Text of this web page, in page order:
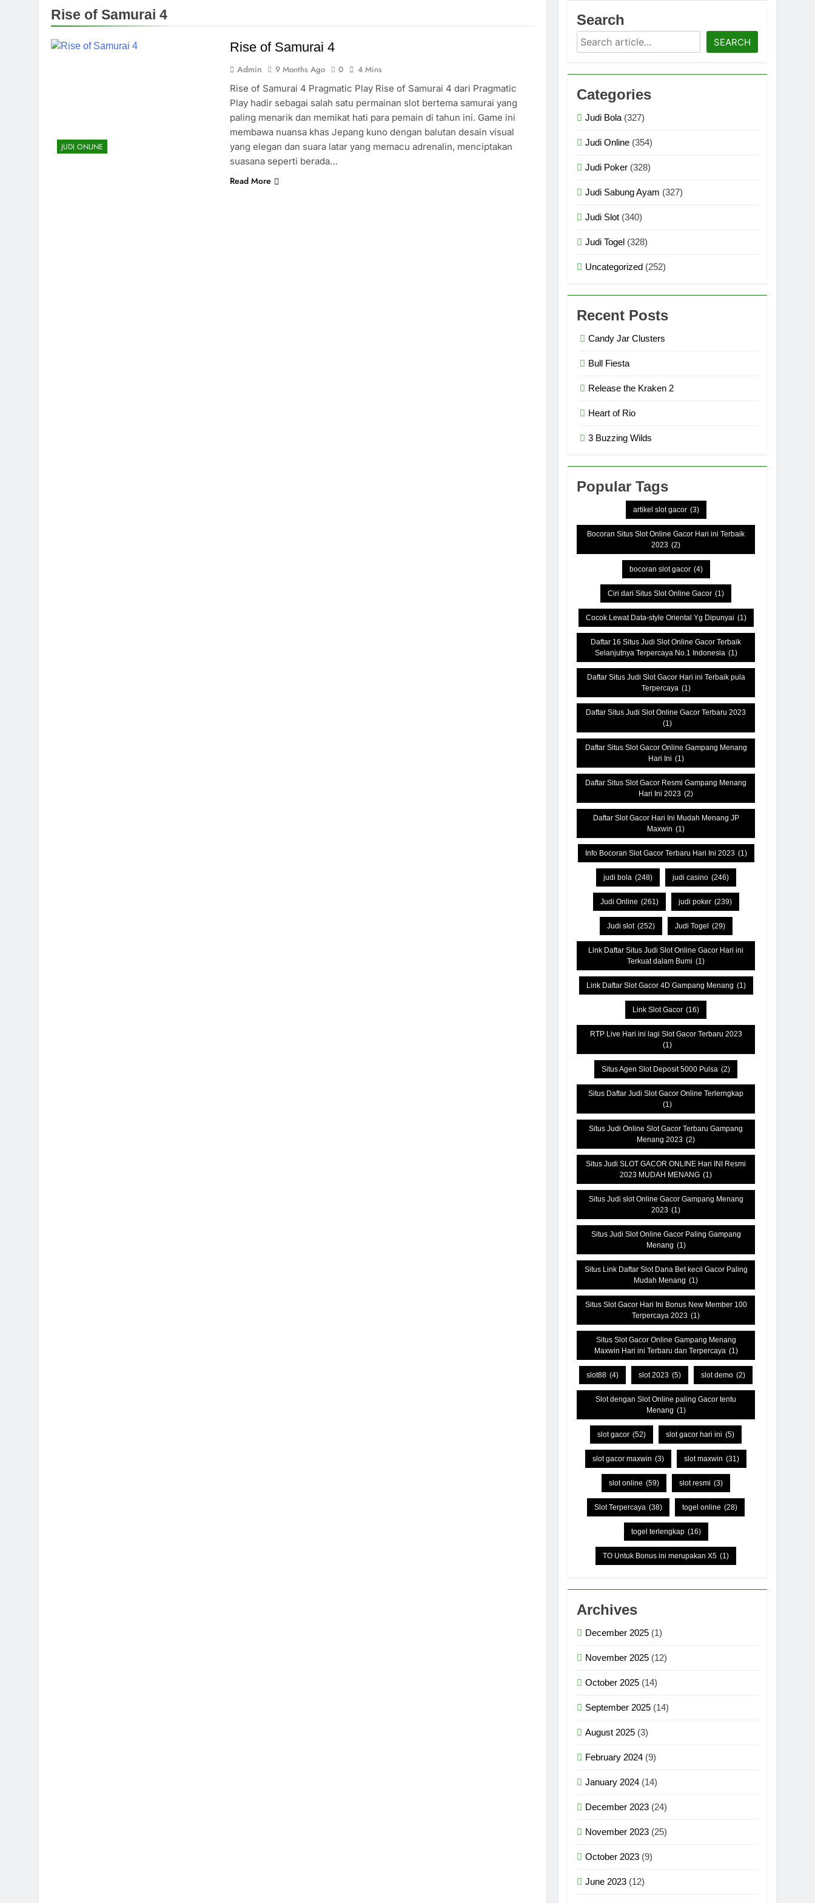
Hot Pepper
Lucky Lightning
10 Months Ago
Chilli Heat
10 Months Ago
Magic Money Maze
10 Months Ago
10 Months Ago
Hot to Burn Hold and Spin
10 Months Ago
Bermuda Riches
10 Months Ago
Book of Golden Sands
10 Months Ago
Shining Hot 5
10 Months Ago
Mystery Mice
11 Months Ago
Empty the Bank
11 Months Ago
11 Months Ago
Chicken Drop
11 Months Ago
Lobster Bob’s Crazy Crab Shack
Sweet Bonanza 1000
Rise of Samurai 4
JUDI ONLINE
Rise of Samurai 4
Admin 9 Months Ago 0
4 Mins
Rise of Samurai 4 Pragmatic Play Rise of Samurai 4 dari Pragmatic
Play hadir sebagai salah satu permainan slot bertema samurai yang
paling menarik dan memikat hati para pemain di tahun ini. Game ini
membawa nuansa khas Jepang kuno dengan balutan desain visual
yang elegan dan suara latar yang memacu adrenalin, menciptakan
suasana seperti berada…
Read More
Search
Search SEARCH
Categories
Judi Bola (327)
Judi Online (354)
Judi Poker (328)
Judi Sabung Ayam (327)
Judi Slot (340)
Judi Togel (328)
Uncategorized (252)
Recent Posts
Candy Jar Clusters
Bull Fiesta
Release the Kraken 2
Heart of Rio
3 Buzzing Wilds
Popular Tags
artikel slot gacor (3)
Bocoran Situs Slot Online Gacor Hari ini Terbaik
2023 (2)
bocoran slot gacor (4)
Ciri dari Situs Slot Online Gacor (1)
Cocok Lewat Data-style Oriental Yg Dipunyai (1)
Daftar 16 Situs Judi Slot Online Gacor Terbaik
Selanjutnya Terpercaya No.1 Indonesia (1)
Daftar Situs Judi Slot Gacor Hari ini Terbaik pula
Terpercaya (1)
Daftar Situs Judi Slot Online Gacor Terbaru 2023
(1)
Daftar Situs Slot Gacor Online Gampang Menang
Hari Ini (1)
Daftar Situs Slot Gacor Resmi Gampang Menang
Hari Ini 2023 (2)
Daftar Slot Gacor Hari Ini Mudah Menang JP
Maxwin (1)
Info Bocoran Slot Gacor Terbaru Hari Ini 2023 (1)
judi bola (248) judi casino (246)
Judi Online (261) judi poker (239)
Judi slot (252) Judi Togel (29)
Link Daftar Situs Judi Slot Online Gacor Hari ini
Terkuat dalam Bumi (1)
Link Daftar Slot Gacor 4D Gampang Menang (1)
Link Slot Gacor (16)
RTP Live Hari ini lagi Slot Gacor Terbaru 2023
(1)
Situs Agen Slot Deposit 5000 Pulsa (2)
Situs Daftar Judi Slot Gacor Online Terlerngkap
(1)
Situs Judi Online Slot Gacor Terbaru Gampang
Menang 2023 (2)
Situs Judi SLOT GACOR ONLINE Hari INI Resmi
2023 MUDAH MENANG (1)
Situs Judi slot Online Gacor Gampang Menang
2023 (1)
Situs Judi Slot Online Gacor Paling Gampang
Menang (1)
Situs Link Daftar Slot Dana Bet kecil Gacor Paling
Mudah Menang (1)
Situs Slot Gacor Hari Ini Bonus New Member 100
Terpercaya 2023 (1)
Situs Slot Gacor Online Gampang Menang
Maxwin Hari ini Terbaru dan Terpercaya (1)
slot88 (4) slot 2023 (5) slot demo (2)
Slot dengan Slot Online paling Gacor tentu
Menang (1)
slot gacor (52) slot gacor hari ini (5)
slot gacor maxwin (3) slot maxwin (31)
slot online (59) slot resmi (3)
Slot Terpercaya (38) togel online (28)
togel terlengkap (16)
TO Untuk Bonus ini merupakan X5 (1)
Archives
December 2025 (1)
November 2025 (12)
October 2025 (14)
September 2025 (14)
August 2025 (3)
February 2024 (9)
January 2024 (14)
December 2023 (24)
November 2023 (25)
October 2023 (9)
June 2023 (12)